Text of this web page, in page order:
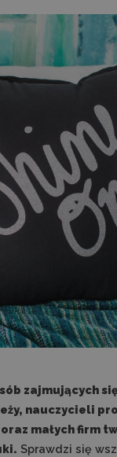
zajmujących
nauczycieli
małych firm
Sprawdzi się